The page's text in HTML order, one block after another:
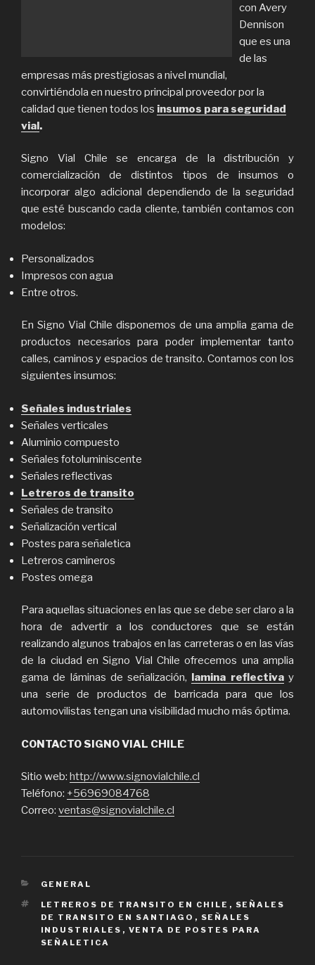
con Avery
Dennison
que es una
de las
empresas más prestigiosas a nivel mundial,
convirtiéndola en nuestro principal proveedor por la
calidad que tienen todos los insumos para seguridad
vial.
Signo Vial Chile se encarga de la distribución y
comercialización de distintos tipos de insumos o
incorporar algo adicional dependiendo de la seguridad
que esté buscando cada cliente, también contamos con
modelos:
Personalizados
Impresos con agua
Entre otros.
En Signo Vial Chile disponemos de una amplia gama de
productos necesarios para poder implementar tanto
calles, caminos y espacios de transito. Contamos con los
siguientes insumos:
Señales industriales
Señales verticales
Aluminio compuesto
Señales fotoluminiscente
Señales reflectivas
Letreros de transito
Señales de transito
Señalización vertical
Postes para señaletica
Letreros camineros
Postes omega
Para aquellas situaciones en las que se debe ser claro a la
hora de advertir a los conductores que se están
realizando algunos trabajos en las carreteras o en las vías
de la ciudad en Signo Vial Chile ofrecemos una amplia
gama de láminas de señalización, lamina reflectivay
una serie de productos de barricada para que los
automovilistas tengan una visibilidad mucho más óptima.
CONTACTO SIGNO VIAL CHILE
Sitio web: http://www.signovialchile.cl
Teléfono: +56969084768
Correo: ventas@signovialchile.cl
CATEGORIES
GENERAL
TAGS
LETREROS DE TRANSITO EN CHILE , SEÑALES
DE TRANSITO EN SANTIAGO , SEÑALES
INDUSTRIALES , VENTA DE POSTES PARA
SEÑALETICA